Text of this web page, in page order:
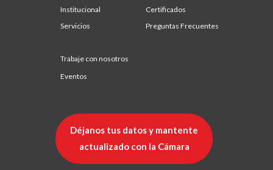
Institucional
Certificados
Servicios
Preguntas Frecuentes
Trabaje con nosotros
Eventos
Déjanos tus datos y mantente
actualizado con la Cámara